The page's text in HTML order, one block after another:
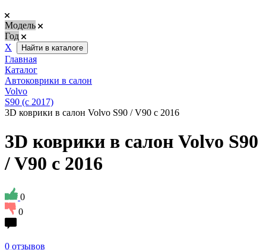
Модель
Год
Х
Найти в каталоге
Главная
Каталог
Автоковрики в салон
Volvo
S90 (с 2017)
3D коврики в салон Volvo S90 / V90 с 2016
3D коврики в салон Volvo S90
/ V90 с 2016
0
0
0 отзывов